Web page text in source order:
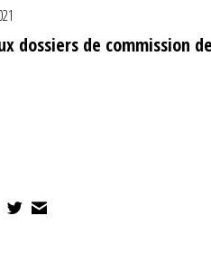
dossiers de commission